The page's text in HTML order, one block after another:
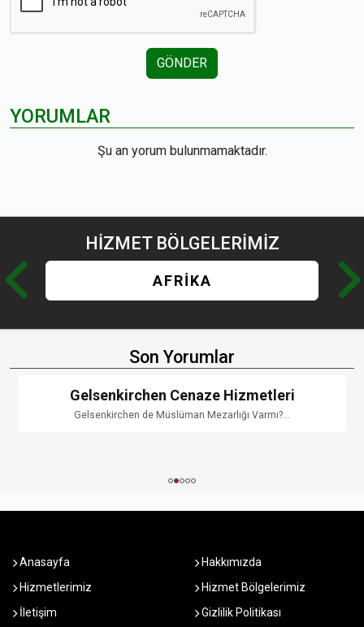
GÖNDER
YORUMLAR
Şu an yorum bulunmamaktadır.
HİZMET BÖLGELERİMİZ
AFRİKA
Son Yorumlar
Gelsenkirchen Cenaze Hizmetleri
Gelsenkirchen de Müslüman Mezarlığı Varmı?...
Anasayfa
Hakkımızda
Hizmetlerimiz
Hizmet Bölgelerimiz
İletişim
Gizlilik Politikası